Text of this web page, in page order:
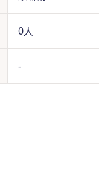
0人
-